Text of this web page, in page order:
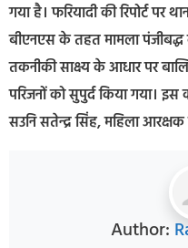
गया है। फरियादी की रिपोर्ट पर
बीएनएस के तहत मामला पंजीबद्ध
तकनीकी साक्ष्य के आधार पर
परिजनों को सुपुर्द किया गया। इस
सउनि सतेन्द्र सिंह, महिला
Author: